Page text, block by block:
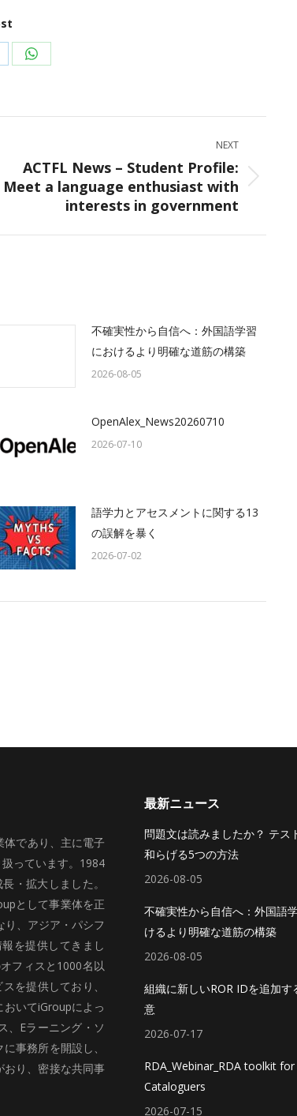
Share
WhatsApp
NEXT
Next
ACTFL News – Student Profile:
Meet a language enthusiast with
interests in government
不確実性から自信へ：外国語学習
におけるより明確な道筋の構築
2026-08-05
OpenAlex_News20260710
2026-07-10
語学力とアセスメントに関する13
の誤解を暴く
2026-07-02
であり、主に電子
っています。1984
・拡大しました。
として事業体を正
、アジア・パシフ
を提供してきまし
フィスと1000名以
を提供しており、
いてiGroupによっ
、Eラーニング・ソ
事務所を開設し、
おり、密接な共同事
最新ニュース
問題文は読みましたか？ テス
和らげる5つの方法
2026-08-05
不確実性から自信へ：外国語
けるより明確な道筋の構築
2026-08-05
組織に新しいROR IDを追加す
意
2026-07-17
RDA_Webinar_RDA toolkit
Cataloguers
2026-07-15